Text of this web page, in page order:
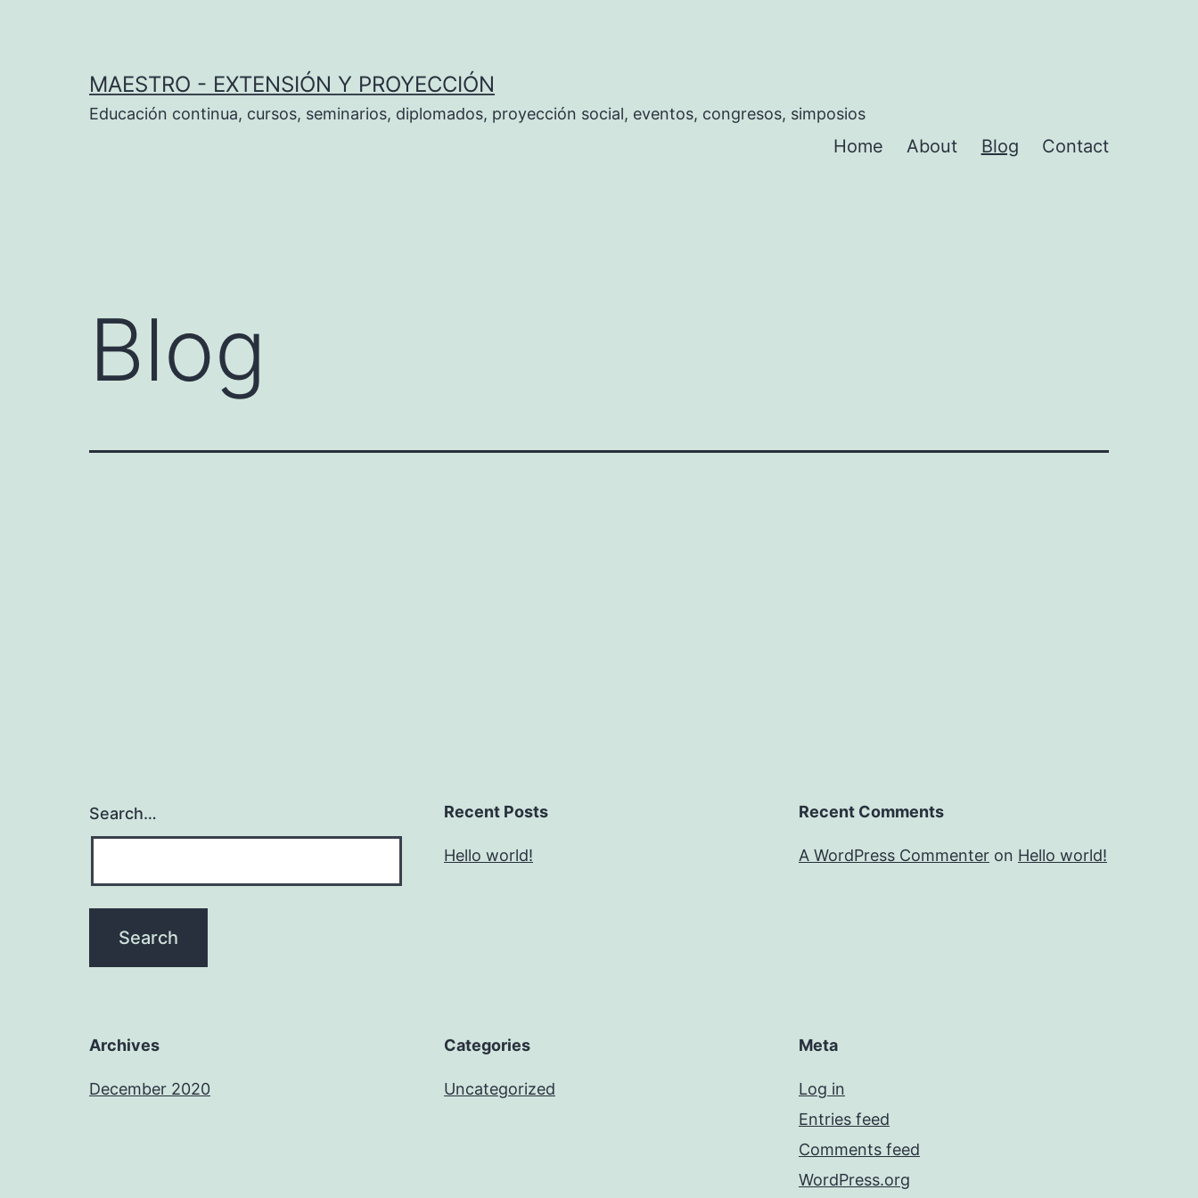
MAESTRO - EXTENSIÓN Y PROYECCIÓN
Educación continua, cursos, seminarios, diplomados, proyección social, eventos, congresos, simposios
Home About Blog Contact
Blog
Search… Recent Posts
Hello world!
Recent Comments
A WordPress Commenter on Hello world!
Archives
December 2020
Categories
Uncategorized
Meta
Log in
Entries feed
Comments feed
WordPress.org